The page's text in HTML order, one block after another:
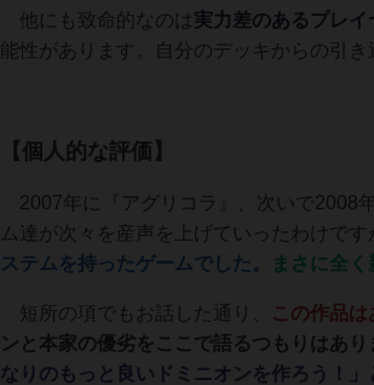
他にも致命的なのは 実力差のあるプレ
能性があります。自分のデッキからの引き
【個人的な評価】
2007年に『アグリコラ』、次いで2008
ム達が次々を産声を上げていったわけです
ステムを持ったゲームでした。
まさに全
短所の項でもお話した通り、 この作品は
ンと本家の優劣をここで語るつもりはあり
なりのもっと良いドミニオンを作ろう！